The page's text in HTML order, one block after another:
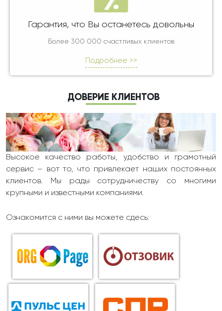
Гарантия, что Вы останетесь довольны
Более 300 000 счастливых клиентов
Подробнее >>
ДОВЕРИЕ КЛИЕНТОВ
Высокое качество работы, удобство и грамотный
сервис – вот то, что привлекает наших постоянных
клиентов. Мы рады сотрудничеству со многими
крупными и известными компаниями.
Ознакомится с ними вы можете сдесь: